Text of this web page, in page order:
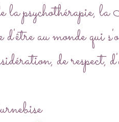
psychothérapie, la
d'être au monde qui
de respect,